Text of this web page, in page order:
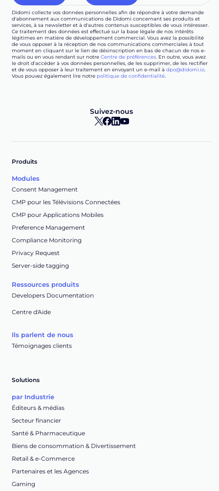
Didomi collecte vos données personnelles afin de répondre à votre demande
d'abonnement aux communications de Didomi concernant ses produits et
services, à sa newsletter et à d'autres contenus susceptibles de vous intéresser.
Ce traitement des données est effectué sur la base légale de nos intérêts
légitimes en matière de développement commercial. Vous avez la possibilité
de vous opposer à la réception de nos communications commerciales à tout
moment en cliquant sur le lien de désinscription en bas de chacun de nos e-
mails ou en vous rendant sur notre Centre de préférences. En outre, vous avez
le droit d'accéder à vos données personnelles, de les supprimer, de les rectifier
et de vous opposer à leur traitement en envoyant un e-mail à dpo@didomi.io.
Vous pouvez également lire notre politique de confidentialité.
Suivez-nous
Produits
Modules
Consent Management
CMP pour les Télévisions Connectées
CMP pour Applications Mobiles
Preference Management
Compliance Monitoring
Privacy Request
Server-side tagging
Ressources produits
Developers Documentation
Centre d'Aide
Ils parlent de nous
Témoignages clients
Solutions
par Industrie
Éditeurs & médias
Secteur financier
Santé & Pharmaceutique
Biens de consommation & Divertissement
Retail & e-Commerce
Partenaires et les Agences
Gaming